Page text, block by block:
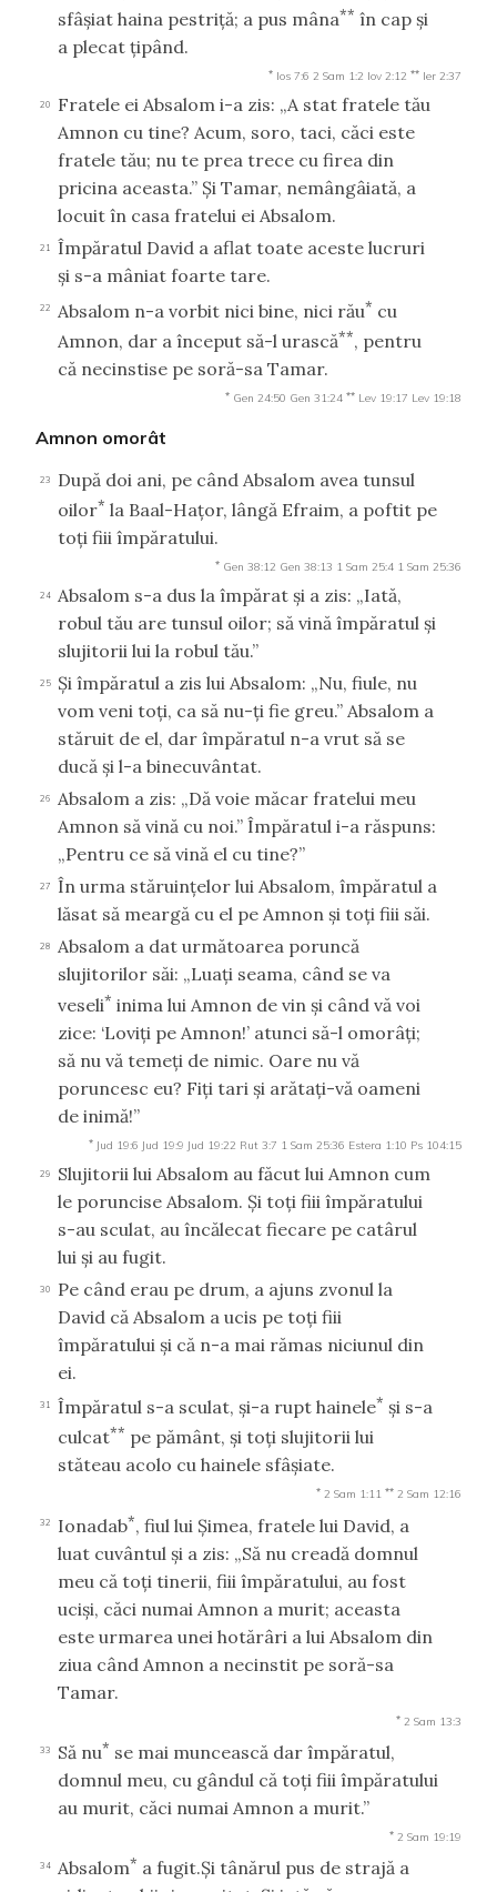
sfâşiat haina pestriţă; a pus mâna** în cap şi
a plecat ţipând.
* Ios 7:6 2 Sam 1:2 Iov 2:12 ** Ier 2:37
20
Fratele ei Absalom i-a zis: „A stat fratele tău
Amnon cu tine? Acum, soro, taci, căci este
fratele tău; nu te prea trece cu firea din
pricina aceasta.” Şi Tamar, nemângâiată, a
locuit în casa fratelui ei Absalom.
21
Împăratul David a aflat toate aceste lucruri
şi s-a mâniat foarte tare.
22 Absalom n-a vorbit nici bine, nici rău* cu
Amnon, dar a început să-l urască**, pentru
că necinstise pe soră-sa Tamar.
* Gen 24:50 Gen 31:24 ** Lev 19:17 Lev 19:18
Amnon omorât
23
După doi ani, pe când Absalom avea tunsul
oilor* la Baal-Haţor, lângă Efraim, a poftit pe
toţi fiii împăratului.
* Gen 38:12 Gen 38:13 1 Sam 25:4 1 Sam 25:36
24 Absalom s-a dus la împărat şi a zis: „Iată,
robul tău are tunsul oilor; să vină împăratul şi
slujitorii lui la robul tău.”
25
Şi împăratul a zis lui Absalom: „Nu, fiule, nu
vom veni toţi, ca să nu-ţi fie greu.” Absalom a
stăruit de el, dar împăratul n-a vrut să se
ducă şi l-a binecuvântat.
26
Absalom a zis: „Dă voie măcar fratelui meu
Amnon să vină cu noi.” Împăratul i-a răspuns:
„Pentru ce să vină el cu tine?”
27
În urma stăruinţelor lui Absalom, împăratul a
lăsat să meargă cu el pe Amnon şi toţi fiii săi.
28
Absalom a dat următoarea poruncă
slujitorilor săi: „Luaţi seama, când se va
veseli* inima lui Amnon de vin şi când vă voi
zice: ‘Loviţi pe Amnon!’ atunci să-l omorâţi;
să nu vă temeţi de nimic. Oare nu vă
poruncesc eu? Fiţi tari şi arătaţi-vă oameni
de inimă!”
* Jud 19:6 Jud 19:9 Jud 19:22 Rut 3:7 1 Sam 25:36 Estera 1:10 Ps 104:15
29
Slujitorii lui Absalom au făcut lui Amnon cum
le poruncise Absalom. Şi toţi fiii împăratului
s-au sculat, au încălecat fiecare pe catârul
lui şi au fugit.
30
Pe când erau pe drum, a ajuns zvonul la
David că Absalom a ucis pe toţi fiii
împăratului şi că n-a mai rămas niciunul din
ei.
31 Împăratul s-a sculat, şi-a rupt hainele* şi s-a
culcat** pe pământ, şi toţi slujitorii lui
stăteau acolo cu hainele sfâşiate.
* 2 Sam 1:11 ** 2 Sam 12:16
32 Ionadab*, fiul lui Şimea, fratele lui David, a
luat cuvântul şi a zis: „Să nu creadă domnul
meu că toţi tinerii, fiii împăratului, au fost
ucişi, căci numai Amnon a murit; aceasta
este urmarea unei hotărâri a lui Absalom din
ziua când Amnon a necinstit pe soră-sa
Tamar.
* 2 Sam 13:3
33 Să nu* se mai muncească dar împăratul,
domnul meu, cu gândul că toţi fiii împăratului
au murit, căci numai Amnon a murit.”
* 2 Sam 19:19
34 Absalom* a fugit.Şi tânărul pus de strajă a